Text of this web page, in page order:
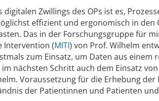
Zwillings des OPs ist es,
effizient und ergonomisch in den
Das in der Forschungsgruppe für
Intervention (MITI) von Prof. Wilhelm
zum Einsatz, um Daten aus einem
nächsten Schritt auch dem Einsatz
Voraussetzung für die Erhebung der
der Patientinnen und Patienten